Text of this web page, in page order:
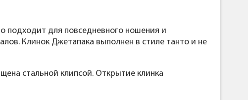
подходит для повседневного ношения и
Клинок Джетапака выполнен в стиле танто и не
стальной клипсой. Открытие клинка